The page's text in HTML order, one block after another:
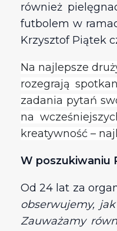
również
futbolem w
Krzysztof Piątek
Na najlepsze
rozegrają
zadania pytań
na
kreatywność –
W poszukiwaniu
Od 24 lat za
obserwujemy,
Zauważamy